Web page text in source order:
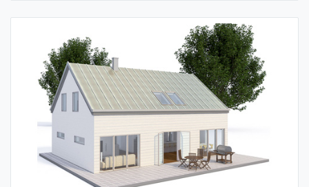
Huset är på 184 kvm i bostadsyta och innehåller bland annat
fem stycken sovrum, två stycken badrum och en välutrustad
tvättstuga. Invändigt hittas många spännande lösningar med
bland annat det snedvinklade köket och vardagsrummets
utfört med ett ryggåstak. Från övervåningen fås dessutom en
direktkontakt med vardagsrummet via ett glasat räcke.